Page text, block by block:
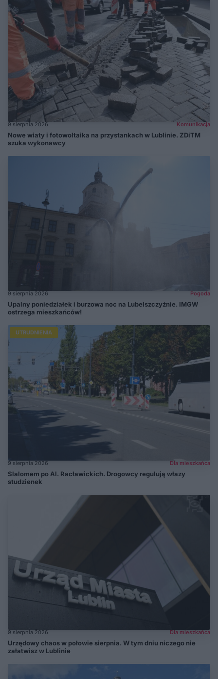
9 sierpnia 2026 Komunikacja
Nowe wiaty i fotowoltaika na przystankach w Lublinie. ZDiTM
szuka wykonawcy
9 sierpnia 2026 Pogoda
Upalny poniedziałek i burzowa noc na Lubelszczyźnie. IMGW
ostrzega mieszkańców!
UTRUDNIENIA
9 sierpnia 2026 Dla mieszkańca
Slalomem po Al. Racławickich. Drogowcy regulują włazy
studzienek
9 sierpnia 2026 Dla mieszkańca
Urzędowy chaos w połowie sierpnia. W tym dniu niczego nie
załatwisz w Lublinie